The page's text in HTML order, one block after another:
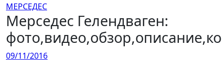
МЕРСЕДЕС
Мерседес Гелендваген:
09/11/2016